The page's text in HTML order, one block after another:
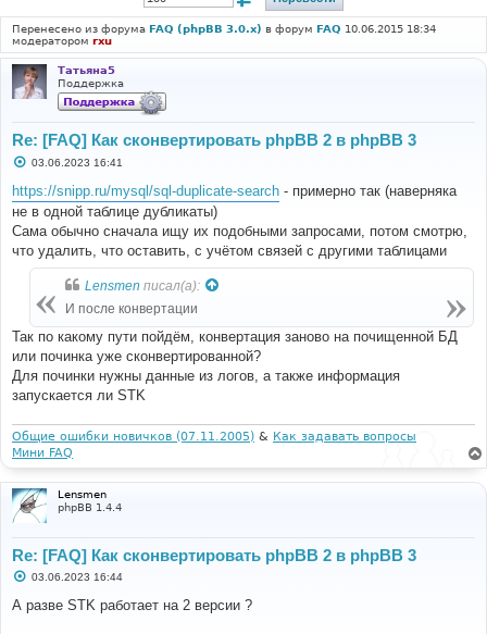
Перенесено из форума FAQ (phpBB 3.0.x) в форум FAQ 10.06.2015 18:34
модератором rxu
Татьяна5
Поддержка
Re: [FAQ] Как сконвертировать phpBB 2 в phpBB 3
С
о
б
щ
н
и
03.06.2023 16:41
https://snipp.ru/mysql/sql-duplicate-search - примерно так (наверняка
не в одной таблице дубликаты)
Сама обычно сначала ищу их подобными запросами, потом смотрю,
что удалить, что оставить, с учётом связей с другими таблицами
Lensmen писал(а):
И после конвертации
Так по какому пути пойдём, конвертация заново на почищенной БД
или починка уже сконвертированной?
Для починки нужны данные из логов, а также информация
запускается ли STK
Общие ошибки новичков (07.11.2005) & Как задавать вопросы
Мини FAQ
Lensmen
phpBB 1.4.4
Re: [FAQ] Как сконвертировать phpBB 2 в phpBB 3
С
о
б
03.06.2023 16:44
А разве STK работает на 2 версии ?